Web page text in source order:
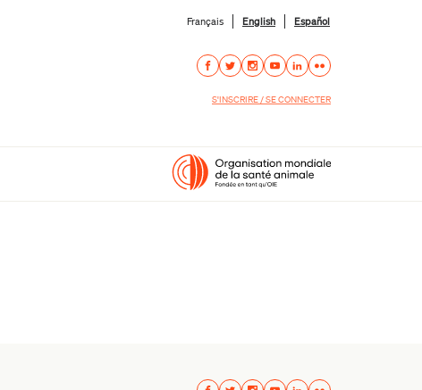
Français English Español
S'INSCRIRE / SE CONNECTER